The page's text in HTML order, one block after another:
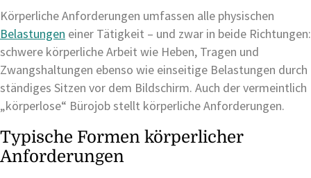
Körperliche Anforderungen umfassen alle physischen
Belastungen einer Tätigkeit – und zwar in beide Richtungen:
schwere körperliche Arbeit wie Heben, Tragen und
Zwangshaltungen ebenso wie einseitige Belastungen durch
ständiges Sitzen vor dem Bildschirm. Auch der vermeintlich
„körperlose“ Bürojob stellt körperliche Anforderungen.
Typische Formen körperlicher
Anforderungen